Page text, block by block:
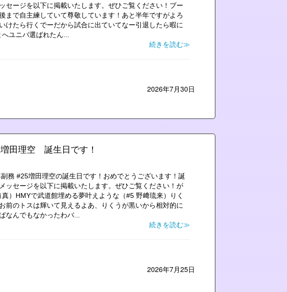
セージを以下に掲載いたします。ぜひご覧ください！ブー
まで自主練していて尊敬しています！あと半年ですがよろ
けたら行くでーだから試合に出ていてなー引退したら暇に
ユニバ選ばれたん...
続きを読む≫
2026年7月30日
田理空 誕生日です！
務 #25増田理空の誕生日です！おめでとうございます！誕
ッセージを以下に掲載いたします。ぜひご覧ください！が
）HMYで武道館埋める夢叶えような（#5 野﨑琉来）りく
前のトスは輝いて見えるよあ、りくうが黒いから相対的に
なんでもなかったわバ...
続きを読む≫
2026年7月25日